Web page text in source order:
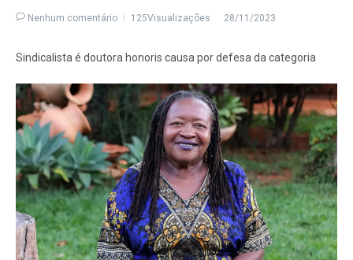
Nenhum comentário 125Visualizações 28/11/2023
Sindicalista é doutora honoris causa por defesa da categoria